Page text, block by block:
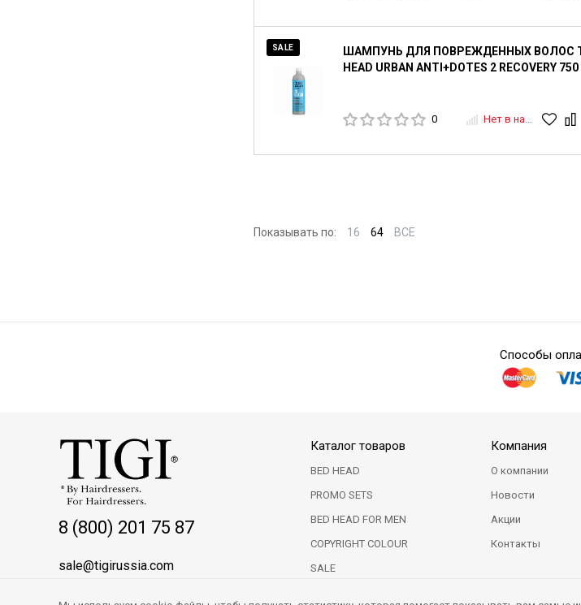
SALE
ШАМПУНЬ ДЛЯ ПОВРЕЖДЕННЫХ ВОЛОС
HEAD URBAN ANTI+DOTES 2 RECOVERY
0 Нет в наличии
Показывать по: 16 64 ВСЕ
Способы
8 (800) 201 75 87
sale@tigirussia.com
Каталог товаров
BED HEAD
PROMO SETS
BED HEAD FOR MEN
COPYRIGHT COLOUR
SALE
Компания
О компании
Новости
Акции
Контакты